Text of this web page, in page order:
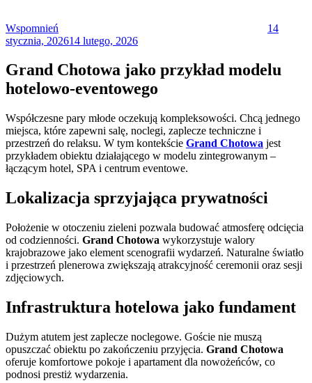
Wspomnień
14
stycznia, 202614 lutego, 2026
Grand Chotowa jako przykład modelu
hotelowo-eventowego
Współczesne pary młode oczekują kompleksowości. Chcą jednego
miejsca, które zapewni salę, noclegi, zaplecze techniczne i
przestrzeń do relaksu. W tym kontekście Grand Chotowa jest
przykładem obiektu działającego w modelu zintegrowanym –
łączącym hotel, SPA i centrum eventowe.
Lokalizacja sprzyjająca prywatności
Położenie w otoczeniu zieleni pozwala budować atmosferę odcięcia
od codzienności. Grand Chotowa wykorzystuje walory
krajobrazowe jako element scenografii wydarzeń. Naturalne światło
i przestrzeń plenerowa zwiększają atrakcyjność ceremonii oraz sesji
zdjęciowych.
Infrastruktura hotelowa jako fundament
Dużym atutem jest zaplecze noclegowe. Goście nie muszą
opuszczać obiektu po zakończeniu przyjęcia. Grand Chotowa
oferuje komfortowe pokoje i apartament dla nowożeńców, co
podnosi prestiż wydarzenia.